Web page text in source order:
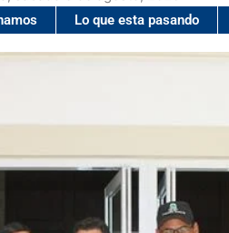
Lo que esta pasando